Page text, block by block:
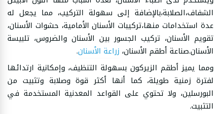
الشفاف،الصلابة،بالإضافة إلى سهولة التركيب، مما يجعل له
عدة استخدامات منها،تركيبات الأسنان الأمامية، حشوات الأسنان،
تقويم الأسنان، تركيب الجسور بين الأسنان والضروس، تلبيسة
الأسنان.صناعة أطقم الأسنان، زراعة الأسنان.
ومما يميز أطقم الزيركون بسهولة التنظيف، وإمكانية ارتدائها
لفترة زمنية طويلة، كما أنها أكثر قوة وصلابة وتثبيت من
البورسلين، ولا تحتوي على القواعد المعدنية المستخدمة في
التثبيت.